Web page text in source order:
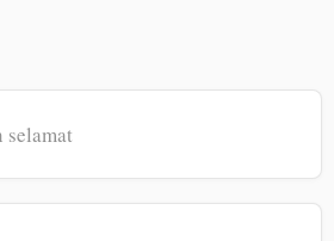
selamat